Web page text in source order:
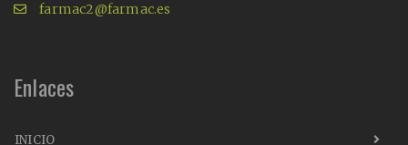
farmac2@farmac.es
Enlaces
INICIO